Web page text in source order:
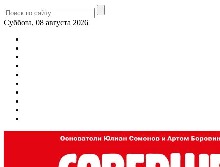
Суббота, 08 августа 2026